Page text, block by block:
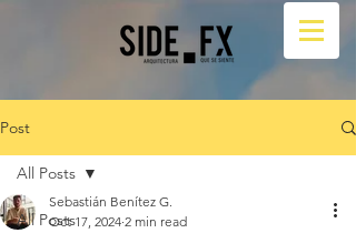
Post
All Posts
All Posts
Sebastián Benítez G.
Oct 17, 2024 2 min read